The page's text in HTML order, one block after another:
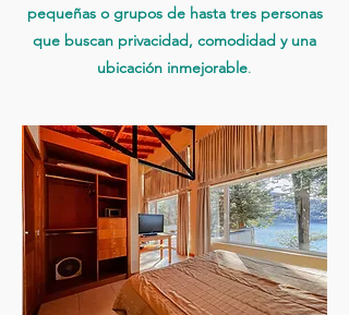
pequeñas o grupos de hasta tres personas
que buscan privacidad, comodidad y una
ubicación inmejorable.